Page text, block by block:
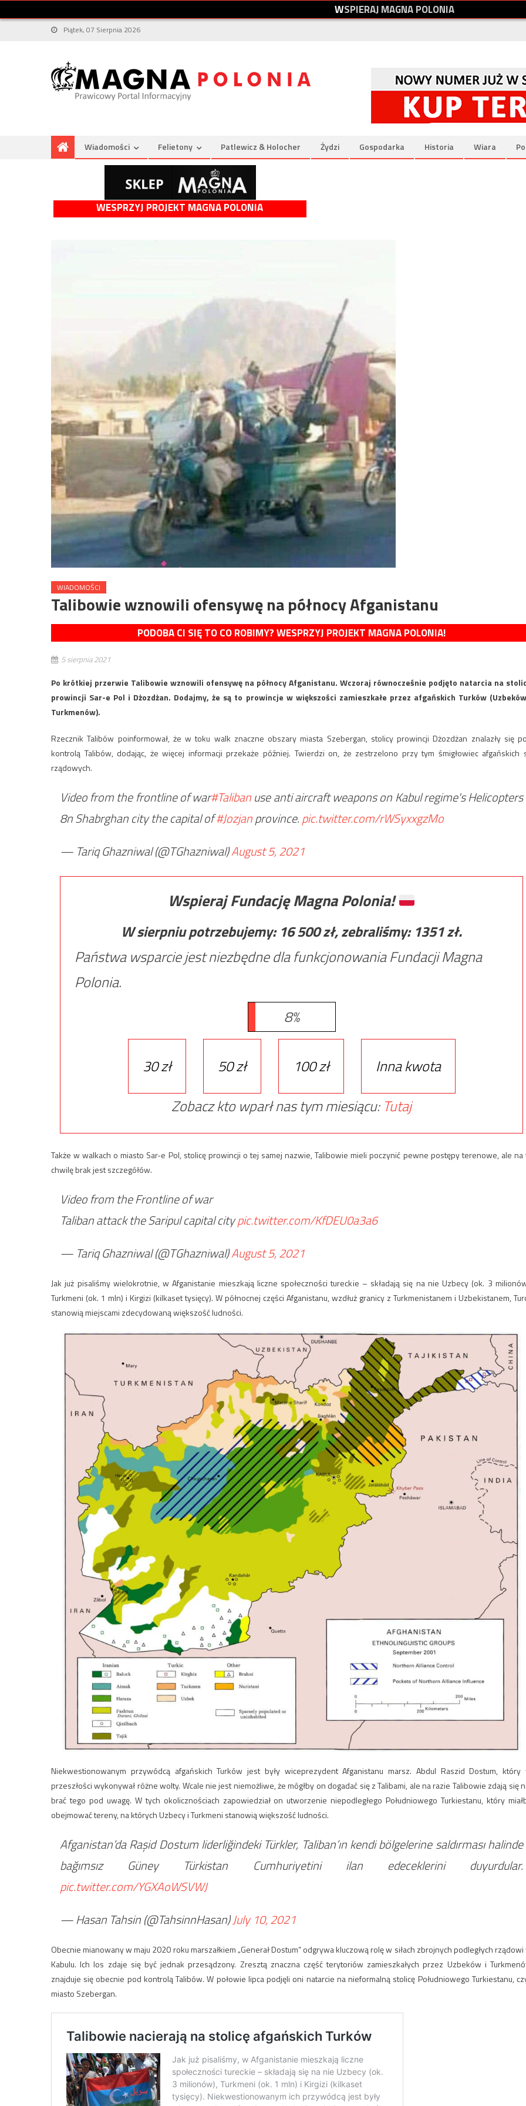
WSPIERAJMAGNAPOLONIA
Piątek, 07 Sierpnia 2026
Wiadomości Felietony Patlewicz & Holocher Żydzi Gospodarka Historia Wiara
WESPRZYJ PROJEKT MAGNA POLONIA
WIADOMOŚCI
Talibowie wznowili ofensywę na północy Afganistanu
PODOBA CI SIĘ TO CO ROBIMY? WESPRZYJ PROJEKT MAGNA POLONIA!
5 sierpnia 2021
Po krótkiej przerwie Talibowie wznowili ofensywę na północy Afganistanu. Wczoraj równocześnie podjęto natarcia na
prowincji Sar-e Pol i Dżozdżan. Dodajmy, że są to prowincje w większości zamieszkałe przez afgańskich Turków
Turkmenów).
Rzecznik Talibów poinformował, że w toku walk znaczne obszary miasta Szebergan, stolicy prowincji Dżozdżan znalazły się
kontrolą Talibów, dodając, że więcej informacji przekaże później. Twierdzi on, że zestrzelono przy tym śmigłowiec afgańskich
rządowych.
Video from the frontline of war#Talibanuse anti aircraft weapons on Kabul regime's Helicopters
8n Shabrghan city the capital of#Jozjanprovince.pic.twitter.com/rWSyxxgzMo
— Tariq Ghazniwal (@TGhazniwal)August 5, 2021
Wspieraj Fundację Magna Polonia!
W sierpniu potrzebujemy: 16 500zł, zebraliśmy: 1351zł.
Państwa wsparcie jest niezbędne dla funkcjonowania Fundacji Magna
Polonia.
8%
30 zł 50 zł 100 zł
Inna kwota
Zobacz kto wparł nas tym miesiącu: Tutaj
Także w walkach o miasto Sar-e Pol, stolicę prowincji o tej samej nazwie, Talibowie mieli poczynić pewne postępy terenowe, ale na
chwilę brak jest szczegółów.
Video from the Frontline of war
Taliban attack the Saripul capital citypic.twitter.com/KfDEU0a3a6
— Tariq Ghazniwal (@TGhazniwal)August 5, 2021
Jak już pisaliśmy wielokrotnie, w Afganistanie mieszkają liczne społeczności tureckie – składają się na nie Uzbecy (ok. 3
Turkmeni (ok. 1 mln) i Kirgizi (kilkaset tysięcy). W północnej części Afganistanu, wzdłuż granicy z Turkmenistanem i Uzbekistanem,
stanowią miejscami zdecydowaną większość ludności.
Niekwestionowanym przywódcą afgańskich Turków jest były wiceprezydent Afganistanu marsz. Abdul Raszid Dostum, który
przeszłości wykonywał różne wolty. Wcale nie jest niemożliwe, że mógłby on dogadać się z Talibami, ale na razie Talibowie zdają się
brać tego pod uwagę. W tych okolicznościach zapowiedział on utworzenie niepodległego Południowego Turkiestanu, który
obejmować tereny, na których Uzbecy i Turkmeni stanowią większość ludności.
Afganistan’da Raşid Dostum liderliğindeki Türkler, Taliban’ın kendi bölgelerine saldırması halinde
bağımsız Güney Türkistan Cumhuriyetini ilan edeceklerini duyurdular.
pic.twitter.com/YGXAoWSVWJ
— Hasan Tahsin (@TahsinnHasan)July 10, 2021
Obecnie mianowany w maju 2020 roku marszałkiem „Generał Dostum” odgrywa kluczową rolę w siłach zbrojnych podległych rządowi
Kabulu. Ich los zdaje się być jednak przesądzony. Zresztą znaczna część terytoriów zamieszkałych przez Uzbeków i
znajduje się obecnie pod kontrolą Talibów. W połowie lipca podjęli oni natarcie na nieformalną stolicę Południowego Turkiestanu,
miasto Szebergan.